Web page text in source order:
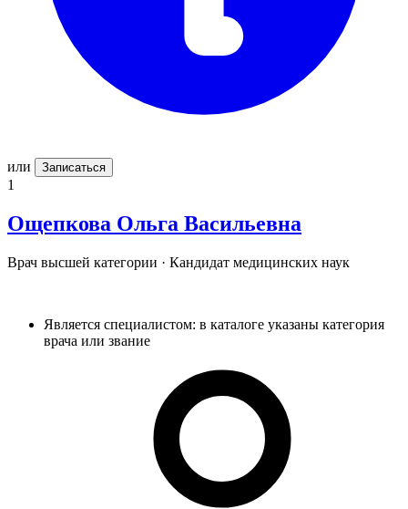
или Записаться
1
Ощепкова Ольга Васильевна
Врач высшей категории · Кандидат медицинских наук
Является специалистом: в каталоге указаны категория
врача или звание